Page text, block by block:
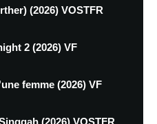
(2026) VOSTFR
2 (2026) VF
femme (2026) VF
(2026) VOSTFR